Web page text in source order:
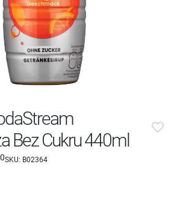
Bez Cukru 440ml
SKU: B02364
favorite_border